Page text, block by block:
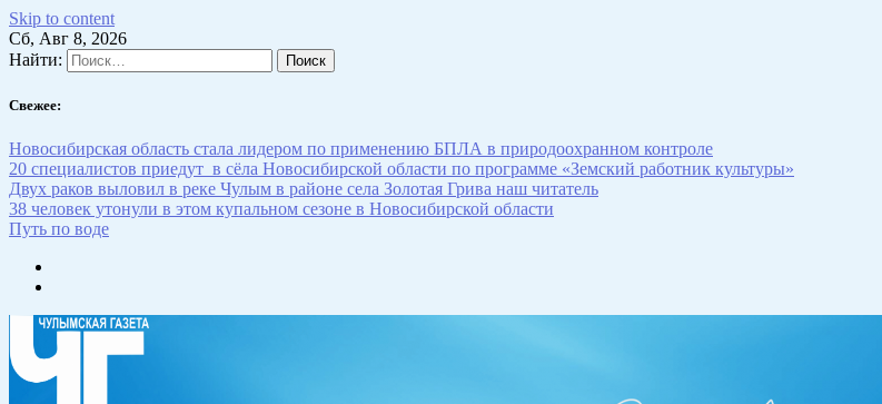
Skip to content
Сб, Авг 8, 2026
Найти:
Свежее:
Новосибирская область стала лидером по применению БПЛА в природоохранном контроле
20 специалистов приедут в сёла Новосибирской области по программе «Земский работник культуры»
Двух раков выловил в реке Чулым в районе села Золотая Грива наш читатель
38 человек утонули в этом купальном сезоне в Новосибирской области
Путь по воде